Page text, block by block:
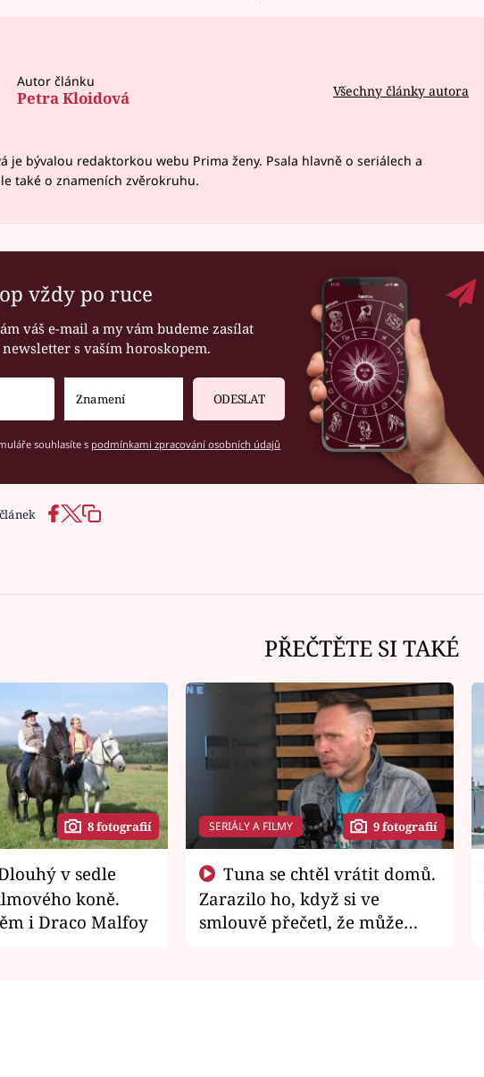
Autor článku
Petra Kloidová Všechny články autora
je bývalou redaktorkou webu Prima ženy. Psala hlavně o seriálech a
také o znameních zvěrokruhu.
vždy po ruce
váš e-mail a my vám budeme zasílat
s vaším horoskopem.
ODESLAT
souhlasíte s podmínkami zpracování osobních údajů
PŘEČTĚTE SI TAKÉ
8 fotografií
koně.
i Draco Malfoy
SERIÁLY A FILMY 9 fotografií
Zarazilo ho, když si ve
smlouvě přečetl, že může